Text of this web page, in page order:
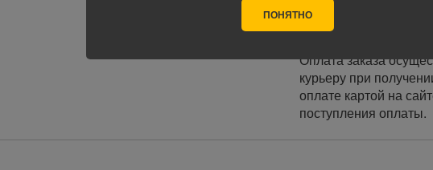
Оплата
Оплата заказа
курьеру при
оплате картой на
поступления оплаты.
ПОНЯТНО